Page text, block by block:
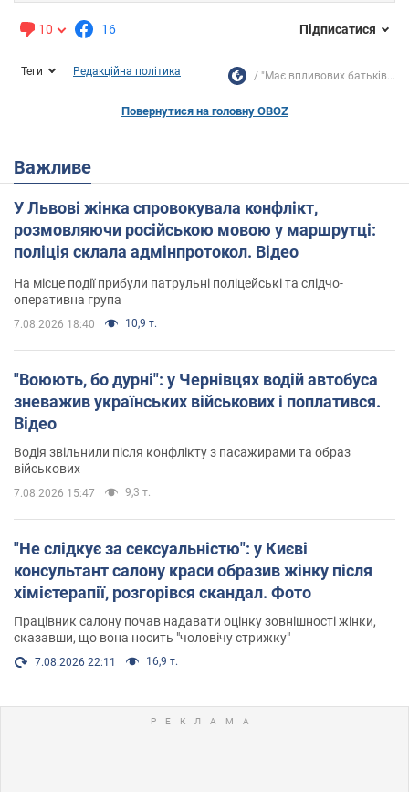
10 16 Підписатися
Теги Редакційна політика "Має впливових батьків...
Повернутися на головну OBOZ
Важливе
У Львові жінка спровокувала конфлікт,
розмовляючи російською мовою у маршрутці:
поліція склала адмінпротокол. Відео
На місце події прибули патрульні поліцейські та слідчо-
оперативна група
7.08.2026 18:40 10,9 т.
"Воюють, бо дурні": у Чернівцях водій автобуса
зневажив українських військових і поплатився.
Відео
Водія звільнили після конфлікту з пасажирами та образ
військових
7.08.2026 15:47 9,3 т.
"Не слідкує за сексуальністю": у Києві
консультант салону краси образив жінку після
хімієтерапії, розгорівся скандал. Фото
Працівник салону почав надавати оцінку зовнішності жінки,
сказавши, що вона носить "чоловічу стрижку"
7.08.2026 22:11 16,9 т.